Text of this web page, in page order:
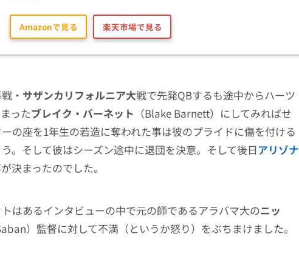
Amazonで見る 楽天市場で見る
・ サザンカリフォルニア大戦で先発QBするも途中からハーツ
ったブレイク・バーネット （Blake Barnett）にしてみればせ
の座を1年生の若造に奪われた事は彼のプライドに傷を付ける
。そして彼はシーズン途中に退団を決意。そして後日アリゾナ
決まったのでした。
はあるインタビューの中で元の師であるアラバマ大のニッ
）監督に対して不満（というか怒り）をぶちまけました。